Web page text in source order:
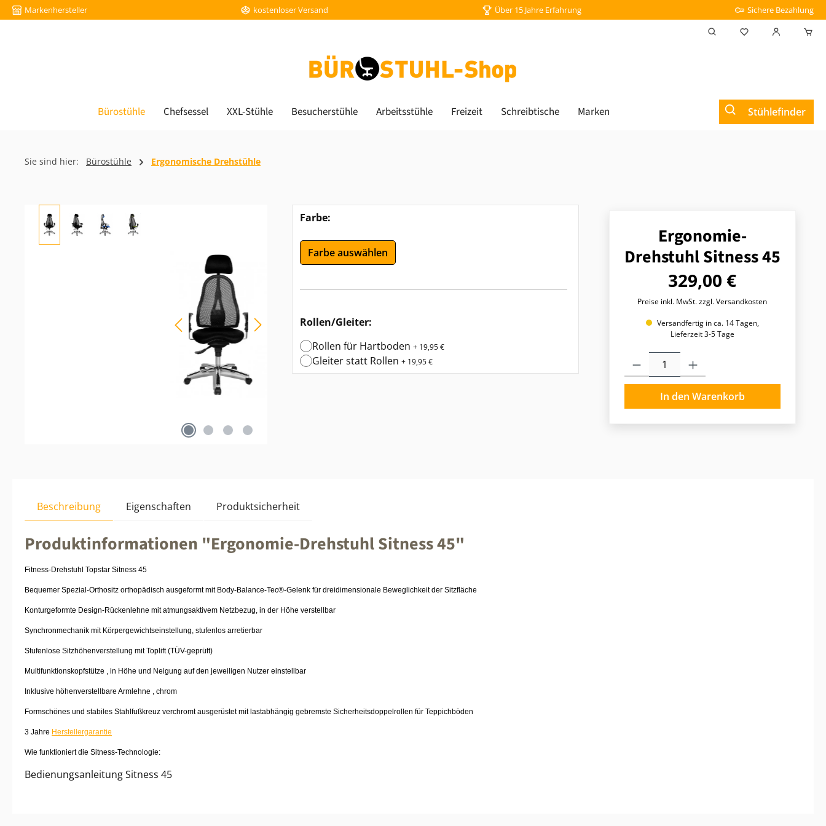
Hauptinhalt springen
Zur Suche springen
Zur Hauptnavigation springen
Markenhersteller kostenloser Versand Über 15 Jahre Erfahrung Sichere Bezahlung
Du hast 0
Bürostühle Chefsessel XXL-Stühle Besucherstühle Arbeitsstühle Freizeit Schreibtische Marken Stühlefinder
Sie sind hier: Bürostühle Ergonomische Drehstühle
Bildergalerie überspringen Farbe:
Farbe auswählen
Rollen/Gleiter:
Rollen für Hartboden + 19,95 €
Gleiter statt Rollen + 19,95 €
Ergonomie-
Drehstuhl Sitness 45
Regulärer Preis:
329,00 €
Preise inkl. MwSt. zzgl. Versandkosten
Versandfertig in ca. 14 Tagen,
Lieferzeit 3-5 Tage
Produkt Anzahl: Gib den gewünschten Wert
In den Warenkorb
Beschreibung Eigenschaften Produktsicherheit
Produktinformationen "Ergonomie-Drehstuhl Sitness 45"
Fitness-Drehstuhl Topstar Sitness 45
Bequemer Spezial-Orthositz orthopädisch ausgeformt mit Body-Balance-Tec®-Gelenk für dreidimensionale Beweglichkeit der Sitzfläche
Konturgeformte Design-Rückenlehne mit atmungsaktivem Netzbezug, in der Höhe verstellbar
Synchronmechanik mit Körpergewichtseinstellung, stufenlos arretierbar
Stufenlose Sitzhöhenverstellung mit Toplift (TÜV-geprüft)
Multifunktionskopfstütze , in Höhe und Neigung auf den jeweiligen Nutzer einstellbar
Inklusive höhenverstellbare Armlehne , chrom
Formschönes und stabiles Stahlfußkreuz verchromt ausgerüstet mit lastabhängig gebremste Sicherheitsdoppelrollen für Teppichböden
3 Jahre Herstellergarantie
Wie funktioniert die Sitness-Technologie:
Bedienungsanleitung Sitness 45